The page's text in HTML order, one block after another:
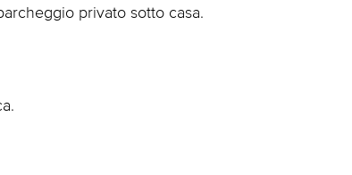
privato sotto casa.